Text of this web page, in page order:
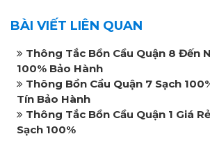
BÀI VIẾT LIÊN QUAN
Thông Tắc Bồn Cầu Quận 8 Đến
100% Bảo Hành
Thông Bồn Cầu Quận 7 Sạch
Tín Bảo Hành
Thông Tắc Bồn Cầu Quận 1 Giá
Sạch 100%